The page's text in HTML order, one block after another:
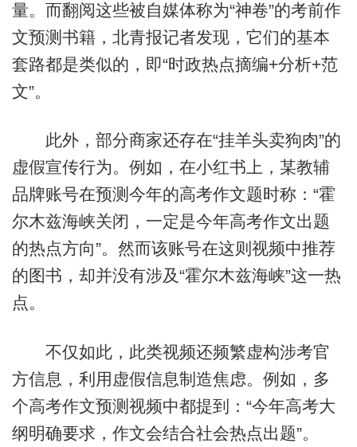
量。而翻阅这些被自媒体称为“神卷”的考前作
文预测书籍，北青报记者发现，它们的基本
套路都是类似的，即“时政热点摘编+分析+范
文”。
此外，部分商家还存在“挂羊头卖狗肉”的
虚假宣传行为。例如，在小红书上，某教辅
品牌账号在预测今年的高考作文题时称：“霍
尔木兹海峡关闭，一定是今年高考作文出题
的热点方向”。然而该账号在这则视频中推荐
的图书，却并没有涉及“霍尔木兹海峡”这一热
点。
不仅如此，此类视频还频繁虚构涉考官
方信息，利用虚假信息制造焦虑。例如，多
个高考作文预测视频中都提到：“今年高考大
纲明确要求，作文会结合社会热点出题”。